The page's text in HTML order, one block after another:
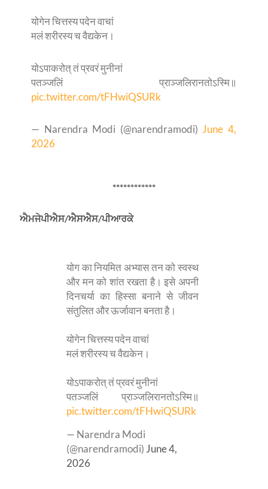
योगेन चित्तस्य पदेन वाचां
मलं शरीरस्य च वैद्यकेन।
योऽपाकरोत् तं प्रवरं मुनीनां
पतञ्जलिं प्राञ्जलिरानतोऽस्मि॥
pic.twitter.com/tFHwiQSURk
— Narendra Modi (@narendramodi) June 4,
2026
************
ਐਮਜੇਪੀਐਸ/ਐਸਐਸ/ਪੀਆਰਕੇ
योग का नियमित अभ्यास तन को स्वस्थ
और मन को शांत रखता है। इसे अपनी
दिनचर्या का हिस्सा बनाने से जीवन
संतुलित और ऊर्जावान बनता है।
योगेन चित्तस्य पदेन वाचां
मलं शरीरस्य च वैद्यकेन।
योऽपाकरोत् तं प्रवरं मुनीनां
पतञ्जलिं प्राञ्जलिरानतोऽस्मि॥
pic.twitter.com/tFHwiQSURk
— Narendra Modi
(@narendramodi) June 4,
2026